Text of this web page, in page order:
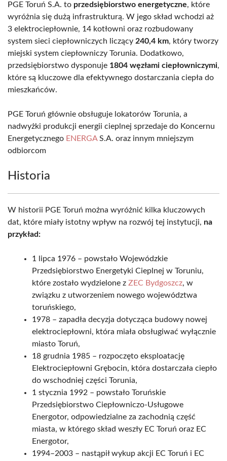
PGE Toruń S.A. to przedsiębiorstwo energetyczne, które
wyróżnia się dużą infrastrukturą. W jego skład wchodzi aż
3 elektrociepłownie, 14 kotłowni oraz rozbudowany
system sieci ciepłowniczych liczący 240,4 km, który tworzy
miejski system ciepłowniczy Torunia. Dodatkowo,
przedsiębiorstwo dysponuje 1804 węzłami ciepłowniczymi,
które są kluczowe dla efektywnego dostarczania ciepła do
mieszkańców.
PGE Toruń głównie obsługuje lokatorów Torunia, a
nadwyżki produkcji energii cieplnej sprzedaje do Koncernu
Energetycznego ENERGAS.A. oraz innym mniejszym
odbiorcom
Historia
W historii PGE Toruń można wyróżnić kilka kluczowych
dat, które miały istotny wpływ na rozwój tej instytucji, na
przykład:
1 lipca 1976 – powstało Wojewódzkie
Przedsiębiorstwo Energetyki Cieplnej w Toruniu,
które zostało wydzielone z ZEC Bydgoszcz, w
związku z utworzeniem nowego województwa
toruńskiego,
1978 – zapadła decyzja dotycząca budowy nowej
elektrociepłowni, która miała obsługiwać wyłącznie
miasto Toruń,
18 grudnia 1985 – rozpoczęto eksploatację
Elektrociepłowni Grębocin, która dostarczała ciepło
do wschodniej części Torunia,
1 stycznia 1992 – powstało Toruńskie
Przedsiębiorstwo Ciepłowniczo-Usługowe
Energotor, odpowiedzialne za zachodnią część
miasta, w którego skład weszły EC Toruń oraz EC
Energotor,
1994–2003 – nastąpił wykup akcji EC Toruń i EC